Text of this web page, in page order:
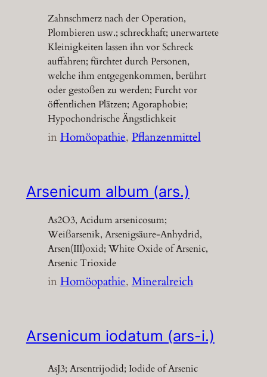
Zahnschmerz nach der Operation,
Plombieren usw.; schreckhaft; unerwartete
Kleinigkeiten lassen ihn vor Schreck
auffahren; fürchtet durch Personen,
welche ihm entgegenkommen, berührt
oder gestoßen zu werden; Furcht vor
öffentlichen Plätzen; Agoraphobie;
Hypochondrische Ängstlichkeit
inHomöopathie, Pflanzenmittel
Arsenicum album (ars.)
As2O3, Acidum arsenicosum;
Weißarsenik, Arsenigsäure-Anhydrid,
Arsen(III)oxid; White Oxide of Arsenic,
Arsenic Trioxide
inHomöopathie, Mineralreich
Arsenicum iodatum (ars-i.)
AsJ3; Arsentrijodid; Iodide of Arsenic